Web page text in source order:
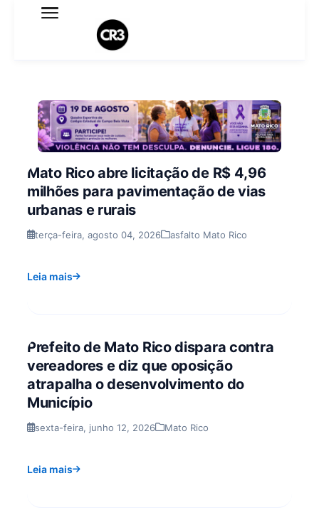
Expediente
Termo de Uso
Sobre o blog
Mato Rico abre licitação de R$ 4,96
milhões para pavimentação de vias
urbanas e rurais
terça-feira, agosto 04, 2026 asfalto Mato Rico
Leia mais
Prefeito de Mato Rico dispara contra
vereadores e diz que oposição
atrapalha o desenvolvimento do
Município
sexta-feira, junho 12, 2026 Mato Rico
Leia mais